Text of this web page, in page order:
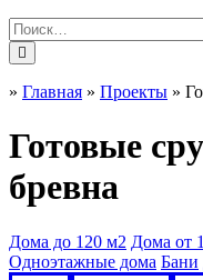
» Главная » Проекты »
Готовые
бревна
Дома до 120 м2 Дома от
Одноэтажные дома Бани